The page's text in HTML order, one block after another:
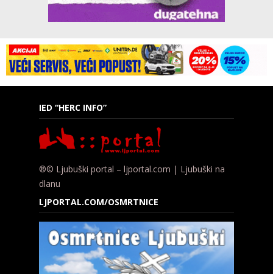
IED “HERC INFO”
®© Ljubuški portal – ljportal.com | Ljubuški na
dlanu
LJPORTAL.COM/OSMRTNICE